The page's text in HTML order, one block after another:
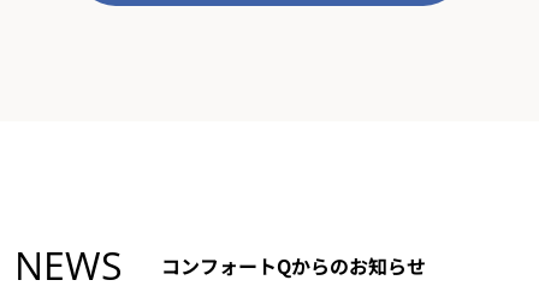
NEWS コンフォートQからのお知らせ